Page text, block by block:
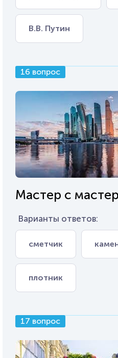
В.В. Путин
16 вопрос
Мастер с
Варианты ответов:
сметчик
плотник
17 вопрос